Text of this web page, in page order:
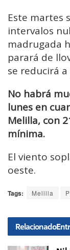
Este martes
intervalos
madrugada
parará de
se reducirá
No habrá
lunes en
Melilla, con
mínima.
El viento
oeste.
Tags: Melilla
Relacionado